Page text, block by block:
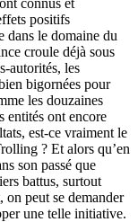
positifs
dans le domaine du
croule déjà sous
autorités, les
bigornées pour
les douzaines
entités ont encore
est-ce vraiment le
? Et alors qu’en
son passé que
battus, surtout
on peut se demander
une telle initiative.